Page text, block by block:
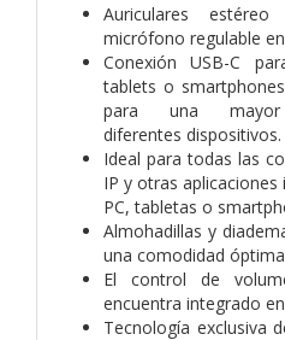
Auriculares
micrófono regulable
Conexión USB-C
tablets o
para una mayor
diferentes dispositivos.
Ideal para todas las
IP y otras aplicaciones
PC, tabletas o
Almohadillas y
una comodidad óptima
El control de
encuentra integrado
Tecnología exclusiva